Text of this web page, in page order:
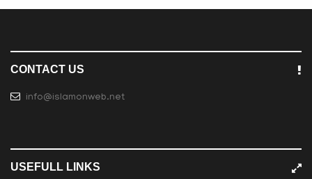
CONTACT US
info@islamonweb.net
USEFULL LINKS